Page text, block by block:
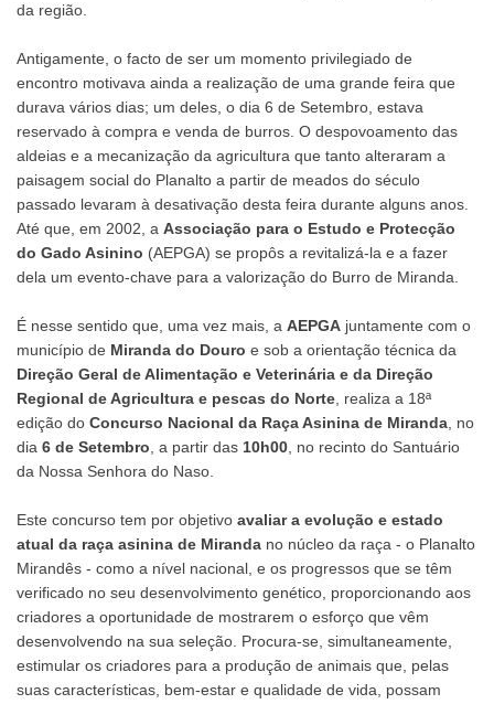
da região.
Antigamente, o facto de ser um momento privilegiado de
encontro motivava ainda a realização de uma grande feira que
durava vários dias; um deles, o dia 6 de Setembro, estava
reservado à compra e venda de burros. O despovoamento das
aldeias e a mecanização da agricultura que tanto alteraram a
paisagem social do Planalto a partir de meados do século
passado levaram à desativação desta feira durante alguns anos.
Até que, em 2002, a Associação para o Estudo e Protecção
do Gado Asinino (AEPGA) se propôs a revitalizá-la e a fazer
dela um evento-chave para a valorização do Burro de Miranda.
É nesse sentido que, uma vez mais, a AEPGA juntamente com o
município de Miranda do Douro e sob a orientação técnica da
Direção Geral de Alimentação e Veterinária e da Direção
Regional de Agricultura e pescas do Norte , realiza a 18ª
edição do Concurso Nacional da Raça Asinina de Miranda , no
dia 6 de Setembro , a partir das 10h00 , no recinto do Santuário
da Nossa Senhora do Naso.
Este concurso tem por objetivo avaliar a evolução e estado
atual da raça asinina de Miranda no núcleo da raça - o Planalto
Mirandês - como a nível nacional, e os progressos que se têm
verificado no seu desenvolvimento genético, proporcionando aos
criadores a oportunidade de mostrarem o esforço que vêm
desenvolvendo na sua seleção. Procura-se, simultaneamente,
estimular os criadores para a produção de animais que, pelas
suas características, bem-estar e qualidade de vida, possam